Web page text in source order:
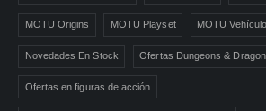
MOTU Origins MOTU Playset MOTU Vehículo
Novedades En Stock Ofertas Dungeons &
Ofertas en figuras de acción